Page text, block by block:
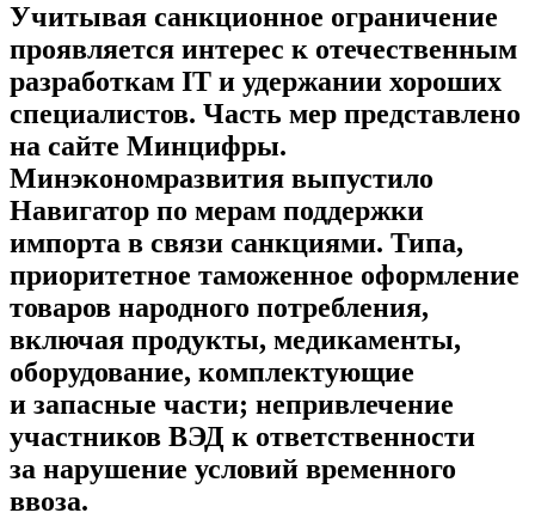
Учитывая санкционное ограничение
проявляется интерес к отечественным
разработкам IT и удержании хороших
специалистов. Часть мер представлено
на сайте Минцифры.
Минэкономразвития выпустило
Навигатор по мерам поддержки
импорта в связи санкциями. Типа,
приоритетное таможенное оформление
товаров народного потребления,
включая продукты, медикаменты,
оборудование, комплектующие
и запасные части; непривлечение
участников ВЭД к ответственности
за нарушение условий временного
ввоза.